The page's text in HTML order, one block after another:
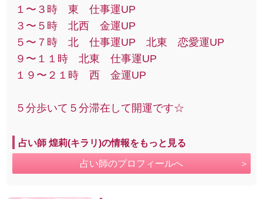
１〜３時 東 仕事運UP
３〜５時 北西 金運UP
５〜７時 北 仕事運UP 北東 恋愛運UP
９〜１１時 北東 仕事運UP
１９〜２１時 西 金運UP
５分歩いて５分滞在して開運です☆
占い師 煌莉(キラリ)の情報をもっと見る
占い師のプロフィールへ